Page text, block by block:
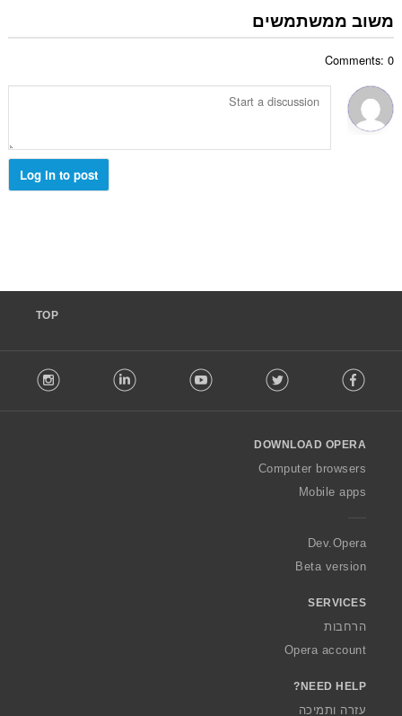
ו
ג
:
ר
ר
ו
ם
משוב ממשתמשים
Comments: 0
Log in to post
TOP
o
w
O
a
Facebook
Twitter
Youtube
LinkedIn
DOWNLOAD OPERA
Computer browsers
Mobile apps
Dev.Opera
Beta version
SERVICES
הרחבות
Opera account
NEED HELP?
עזרה ותמיכה